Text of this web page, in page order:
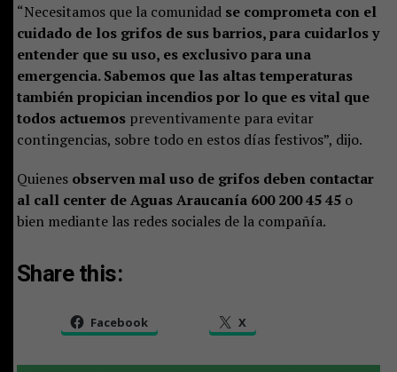
“Necesitamos que la comunidad se comprometa con el
cuidado de los grifos de sus barrios, para cuidarlos y
entender que su uso, es exclusivo para una
emergencia. Sabemos que las altas temperaturas
también propician incendios por lo que es vital que
todos actuemospreventivamente para evitar
contingencias, sobre todo en estos días festivos”, dijo.
Quienes observen mal uso de grifos deben contactar
al call center de Aguas Araucanía 600 200 45 45 o
bien mediante las redes sociales de la compañía.
Share this:
Facebook X